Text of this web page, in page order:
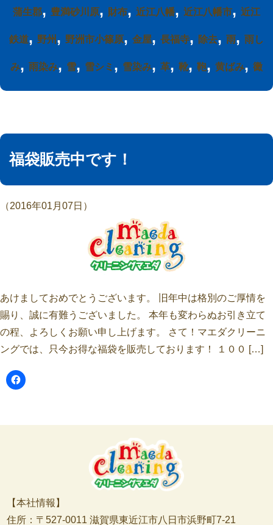
蒲生郡, 豊満砂川原, 財布, 近江八幡, 近江八幡市, 近江
鉄道, 野州 , 野洲市小篠原, 金屋, 長福寺, 除去, 雨, 雨し
み, 雨染み, 雪, 雪シミ , 雪染み, 革, 靴, 鞄, 黄ばみ, 黴
福袋販売中です！
（2016年01月07日）
あけましておめでとうございます。 旧年中は格別のご厚情を
賜り、誠に有難うございました。 本年も変わらぬお引き立て
の程、よろしくお願い申し上げます。 さて！マエダクリーニ
ングでは、只今お得な福袋を販売しております！ １００ […]
【本社情報】
住所：〒527-0011 滋賀県東近江市八日市浜野町7-21